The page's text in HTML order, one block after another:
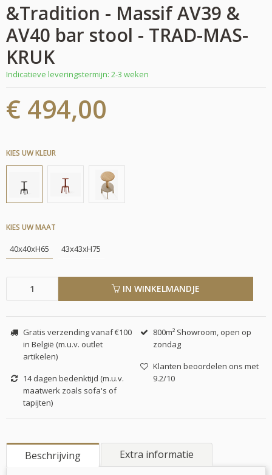
&Tradition - Massif AV39 &
AV40 bar stool - TRAD-MAS-
KRUK
Indicatieve leveringstermijn: 2-3 weken
€ 494,00
KIES UW KLEUR
KIES UW MAAT
40x40xH65 43x43xH75
IN WINKELMANDJE
Gratis verzending vanaf €100
in België (m.u.v. outlet
artikelen)
14 dagen bedenktijd (m.u.v.
maatwerk zoals sofa's of
tapijten)
800m² Showroom, open op
zondag
Klanten beoordelen ons met
9.2/10
Beschrijving Extra informatie